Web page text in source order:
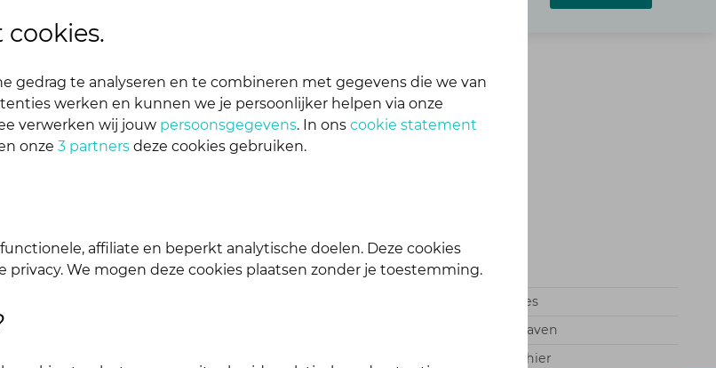
61 reacties
390 abonnees
36671 weergaven
0 leden zijn hier
in te loggen
één aan. Dan blijf je ook automatisch op
voor
gedrag te analyseren en te combineren met gegevens die we van
werken en kunnen we je persoonlijker helpen via onze
verwerken wij jouw persoonsgegevens. In ons cookie statement
onze 3 partners deze cookies gebruiken.
affiliate en beperkt analytische doelen. Deze cookies
We mogen deze cookies plaatsen zonder je toestemming.